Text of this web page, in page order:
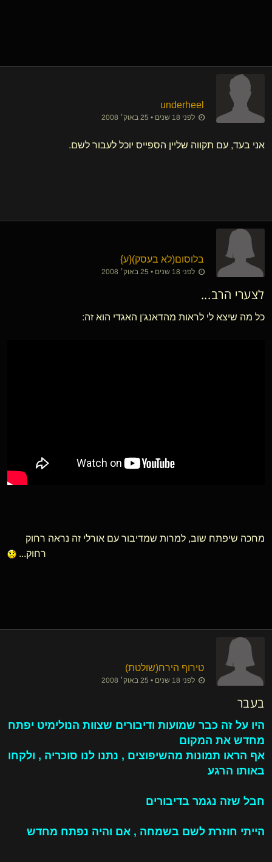
underheel
לפני 18 שנים • 25 באוק׳ 2008
אני בעד, עם תקווה שליין הספייס יוכל לעבור לשם.
בלוסום​(לא בעסק)​{ע}
לפני 18 שנים • 25 באוק׳ 2008
לצערי הרב...
כל מה שיצא לי לראות מהדאנג'ן האגדי הוא זה:
מחכה שיפתח שוב, למרות שמדיבור עם אורלי זה נראה רחוק
רחוק...
טירוף הירח​(שולטת)
לפני 18 שנים • 25 באוק׳ 2008
בעבר
היו על זה כבר שמועות ודיבורים שצוות הנולימיט יפתח
מחדש את המקום
אף הראו תמונות מהשיפוצים , נתנו לנו סוכריה , ולקחו
באותו הרגע
חבל שזה נגמר בדיבורים
הייתי חוזרת לשם בשמחה , אם והיה נפתח מחדש